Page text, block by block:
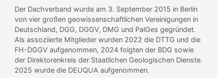
Der Dachverband wurde am 3. September 2015 in Berlin
von vier großen geowissenschaftlichen Vereinigungen in
Deutschland, DGG, DGGV, DMG und PalGes gegründet.
Als assoziierte Mitglieder wurden 2022 die DTTG und die
FH-DGGV aufgenommen, 2024 folgten der BDG sowie
der Direktorenkreis der Staatlichen Geologischen Dienste.
2025 wurde die DEUQUA aufgenommen.